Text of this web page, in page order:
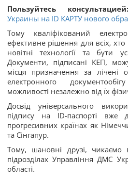
Пользуйтесь консультацией:
Украины на ID КАРТУ нового
Тому кваліфікований
ефективне рішення для всіх,
новітні технології та бути
Документи, підписані КЕП,
місця призначення за лічені
електронного
можливості незалежно від їх
Досвід універсального
підпису на ID-паспорті вже
прогресивних країнах як
та Сінгапур.
Тому, шановні друзі, чикаємо
підрозділах Управління ДМС
області.